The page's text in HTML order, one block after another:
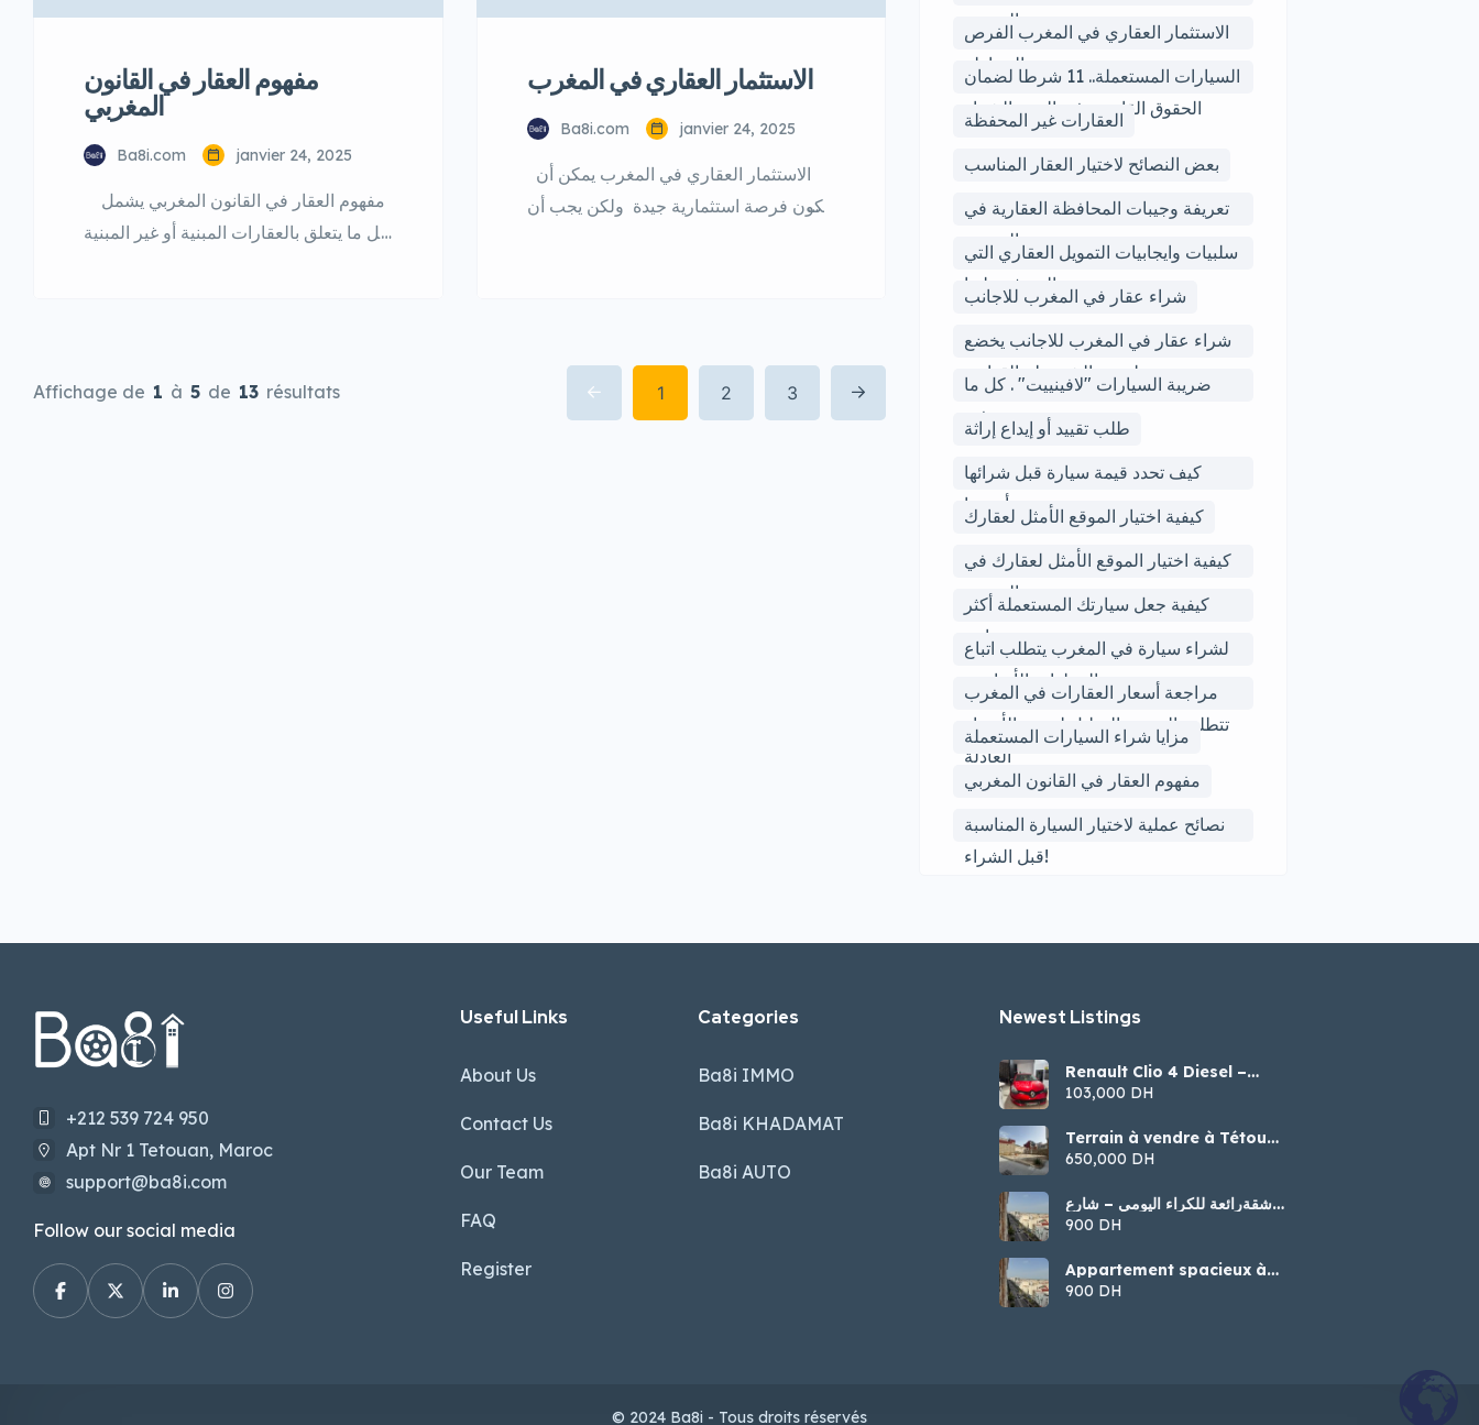
مفهوم العقار في القانون
المغربي
Ba8i.com janvier 24, 2025
كل ما يتعلق بالعقارات المبنية أو غير المبنية
العقارية : أنواع العقارات العقارات المبنية :
الاستثمار العقاري في المغرب
Ba8i.com janvier 24, 2025
يكون فرصة استثمارية جيدة ولكن يجب أن
على العقارات في المغرب، خاصة في
المدن الكبرى مثل الدار البيضاء ومراكش
Affichage de 1 à 5 de 13 résultats 1 2 3
المغرب
الاستثمار العقاري في المغرب الفرص
والمخاطر
السيارات المستعملة.. 11 شرطا لضمان
الحقوق القانونية فى البيع والشراء
العقارات غير المحفظة
بعض النصائح لاختيار العقار المناسب
تعريفة وجيبات المحافظة العقارية في
المغرب
سلبيات وايجابيات التمويل العقاري التي
يجب التعرف عليها
شراء عقار في المغرب للاجانب
شراء عقار في المغرب للاجانب يخضع
لبعض الشروط والقوانين
ضريبة السيارات "لافينييت" . كل ما
يجب معرفته
طلب تقييد أو إيداع إراثة
كيف تحدد قيمة سيارة قبل شرائها
أوبيعها
كيفية اختيار الموقع الأمثل لعقارك
كيفية اختيار الموقع الأمثل لعقارك في
المغرب
كيفية جعل سيارتك المستعملة أكثر
راحة
لشراء سيارة في المغرب يتطلب اتباع
بعض الخطوات الأساسية
مراجعة أسعار العقارات في المغرب
تتطلب البحث والتحليل لتحديد الأسعار
العادلة
مزايا شراء السيارات المستعملة
مفهوم العقار في القانون المغربي
نصائح عملية لاختيار السيارة المناسبة
قبل الشراء!
+212 539 724 950
Apt Nr 1 Tetouan, Maroc
support@ba8i.com
Follow our social media
Useful Links
About Us
Contact Us
Our Team
FAQ
Register
Categories
Ba8i IMMO
Ba8i KHADAMAT
Ba8i AUTO
Newest Listings​
Renault Clio 4 Diesel –
Modèle 2016
103,000 DH
Terrain à vendre à Tétouan
– Malalienne
650,000 DH
شقةرائعة للكراء اليومي – شارع
الجيش الملكي، تطوان
900 DH
Appartement spacieux à
louer par jour – Tétouan
(Jaych Malaki)
900 DH
© 2024 Ba8i - Tous droits réservés